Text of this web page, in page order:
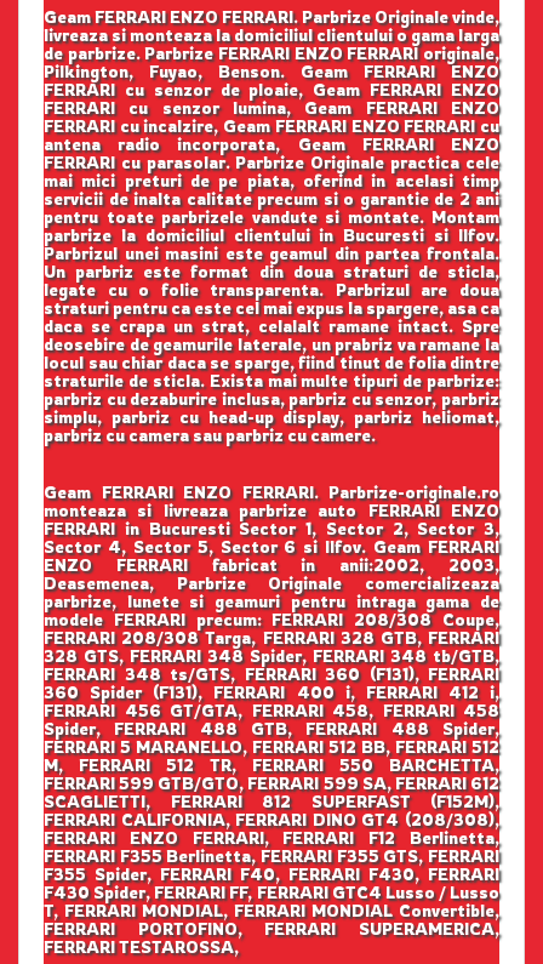
Geam FERRARI ENZO FERRARI. Parbrize Originale vinde,
livreaza si monteaza la domiciliul clientului o gama larga
de parbrize. Parbrize FERRARI ENZO FERRARI originale,
Pilkington, Fuyao, Benson. Geam FERRARI ENZO
FERRARI cu senzor de ploaie, Geam FERRARI ENZO
FERRARI cu senzor lumina, Geam FERRARI ENZO
FERRARI cu incalzire, Geam FERRARI ENZO FERRARI cu
antena radio incorporata, Geam FERRARI ENZO
FERRARI cu parasolar. Parbrize Originale practica cele
mai mici preturi de pe piata, oferind in acelasi timp
servicii de inalta calitate precum si o garantie de 2 ani
pentru toate parbrizele vandute si montate. Montam
parbrize la domiciliul clientului in Bucuresti si Ilfov.
Parbrizul unei masini este geamul din partea frontala.
Un parbriz este format din doua straturi de sticla,
legate cu o folie transparenta. Parbrizul are doua
straturi pentru ca este cel mai expus la spargere, asa ca
daca se crapa un strat, celalalt ramane intact. Spre
deosebire de geamurile laterale, un prabriz va ramane la
locul sau chiar daca se sparge, fiind tinut de folia dintre
straturile de sticla. Exista mai multe tipuri de parbrize:
parbriz cu dezaburire inclusa, parbriz cu senzor, parbriz
simplu, parbriz cu head-up display, parbriz heliomat,
parbriz cu camera sau parbriz cu camere.
Geam FERRARI ENZO FERRARI. Parbrize-originale.ro
monteaza si livreaza parbrize auto FERRARI ENZO
FERRARI in Bucuresti Sector 1, Sector 2, Sector 3,
Sector 4, Sector 5, Sector 6 si Ilfov. Geam FERRARI
ENZO FERRARI fabricat in anii:2002, 2003,
Deasemenea, Parbrize Originale comercializeaza
parbrize, lunete si geamuri pentru intraga gama de
modele FERRARI precum: FERRARI 208/308 Coupe,
FERRARI 208/308 Targa, FERRARI 328 GTB, FERRARI
328 GTS, FERRARI 348 Spider, FERRARI 348 tb/GTB,
FERRARI 348 ts/GTS, FERRARI 360 (F131), FERRARI
360 Spider (F131), FERRARI 400 i, FERRARI 412 i,
FERRARI 456 GT/GTA, FERRARI 458, FERRARI 458
Spider, FERRARI 488 GTB, FERRARI 488 Spider,
FERRARI 5 MARANELLO, FERRARI 512 BB, FERRARI 512
M, FERRARI 512 TR, FERRARI 550 BARCHETTA,
FERRARI 599 GTB/GTO, FERRARI 599 SA, FERRARI 612
SCAGLIETTI, FERRARI 812 SUPERFAST (F152M),
FERRARI CALIFORNIA, FERRARI DINO GT4 (208/308),
FERRARI ENZO FERRARI, FERRARI F12 Berlinetta,
FERRARI F355 Berlinetta, FERRARI F355 GTS, FERRARI
F355 Spider, FERRARI F40, FERRARI F430, FERRARI
F430 Spider, FERRARI FF, FERRARI GTC4 Lusso / Lusso
T, FERRARI MONDIAL, FERRARI MONDIAL Convertible,
FERRARI PORTOFINO, FERRARI SUPERAMERICA,
FERRARI TESTAROSSA,